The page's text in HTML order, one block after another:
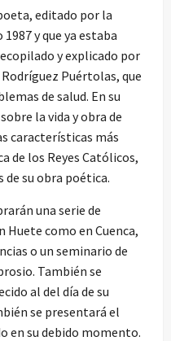
editado por la
y que ya estaba
y explicado por
Puértolas, que
de salud. En su
la vida y obra de
características más
de los Reyes Católicos,
su obra poética.
una serie de
como en Cuenca,
o un seminario de
También se
al del día de su
se presentará el
en su debido momento.